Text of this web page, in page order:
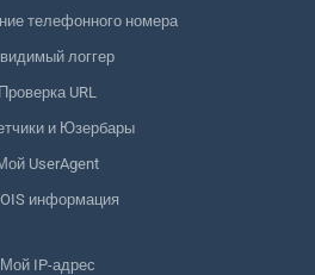
телефонного номера
логгер
Проверка URL
и Юзербары
UserAgent
информация
Мой IP-адрес